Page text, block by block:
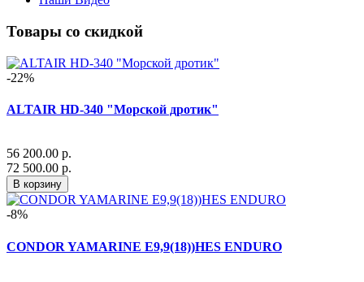
Товары со скидкой
-22%
ALTAIR HD-340 "Морской дротик"
56 200.00 р.
72 500.00 р.
В корзину
-8%
CONDOR YAMARINE E9,9(18))HES ENDURO